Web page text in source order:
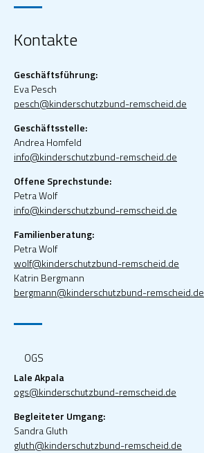
Kontakte
Geschäftsführung:
Eva Pesch
pesch@kinderschutzbund-remscheid.de
Geschäftsstelle:
Andrea Homfeld
info@kinderschutzbund-remscheid.de
Offene Sprechstunde:
Petra Wolf
info@kinderschutzbund-remscheid.de
Familienberatung:
Petra Wolf
wolf@kinderschutzbund-remscheid.de
Katrin Bergmann
bergmann@kinderschutzbund-remscheid.de
OGS
Lale Akpala
ogs@kinderschutzbund-remscheid.de
Begleiteter Umgang:
Sandra Gluth
gluth@kinderschutzbund-remscheid.de